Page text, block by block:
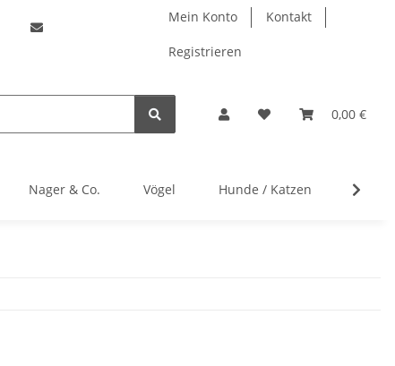
Mein Konto Kontakt
Registrieren
0,00 €
Nager & Co. Vögel Hunde / Katzen